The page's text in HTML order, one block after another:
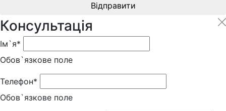
Відправити
Консультація
Ім`я*
Обов`язкове поле
Телефон*
Обов`язкове поле